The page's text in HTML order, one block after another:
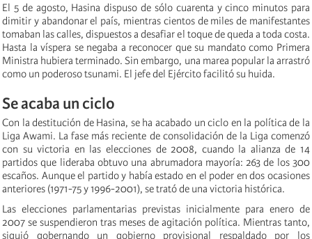
El 5 de agosto, Hasina dispuso de sólo cuarenta y cinco minutos para
dimitir y abandonar el país, mientras cientos de miles de manifestantes
tomaban las calles, dispuestos a desafiar el toque de queda a toda costa.
Hasta la víspera se negaba a reconocer que su mandato como Primera
Ministra hubiera terminado. Sin embargo, una marea popular la arrastró
como un poderoso tsunami. El jefe del Ejército facilitó su huida.
Se acaba un ciclo
Con la destitución de Hasina, se ha acabado un ciclo en la política de la
Liga Awami. La fase más reciente de consolidación de la Liga comenzó
con su victoria en las elecciones de 2008, cuando la alianza de 14
partidos que lideraba obtuvo una abrumadora mayoría: 263 de los 300
escaños. Aunque el partido y había estado en el poder en dos ocasiones
anteriores (1971-75 y 1996-2001), se trató de una victoria histórica.
Las elecciones parlamentarias previstas inicialmente para enero de
2007 se suspendieron tras meses de agitación política. Mientras tanto,
siguió gobernando un gobierno provisional respaldado por los